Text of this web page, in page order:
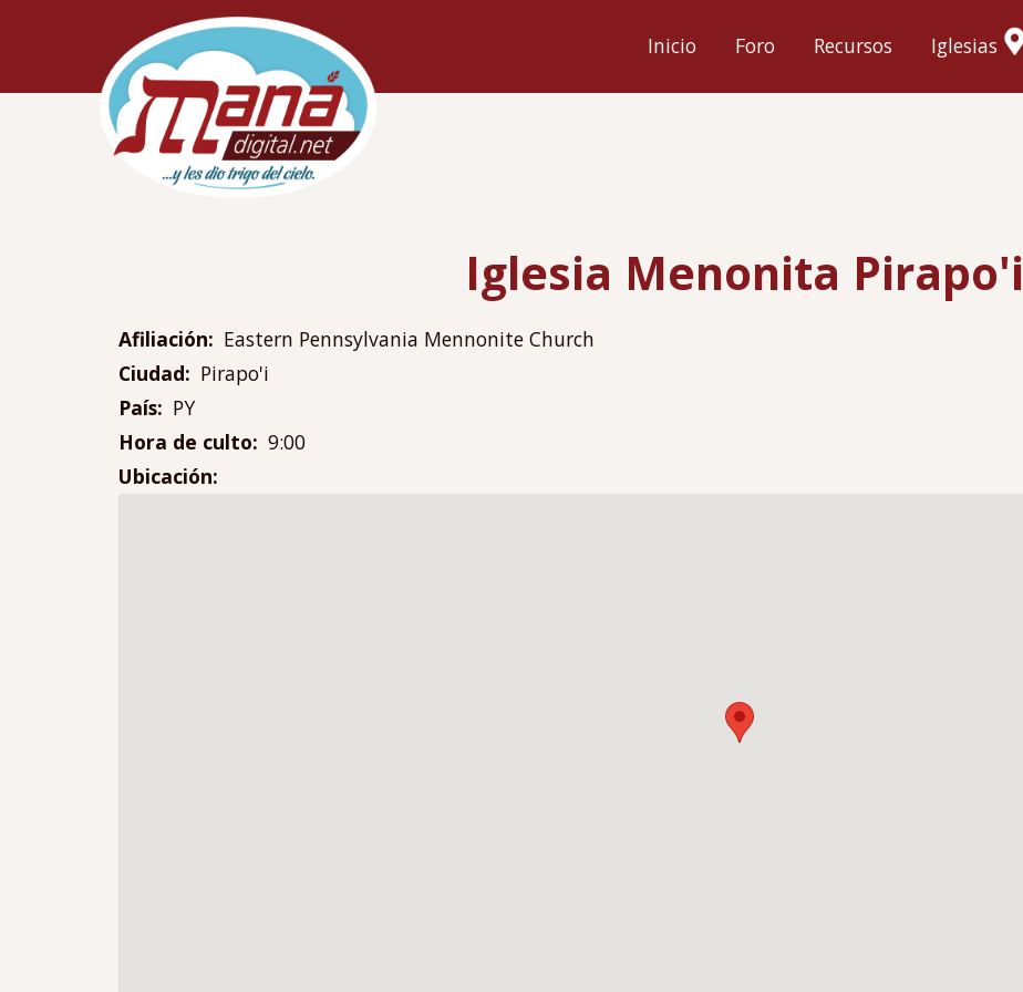
Inicio Foro Recursos Iglesias
Iglesia Menonita Pirapo'i
Afiliación
Eastern Pennsylvania Mennonite Church
Ciudad
Pirapo'i
País
PY
Hora de culto
9:00
Ubicación